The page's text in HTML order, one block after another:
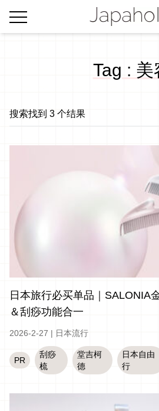
Tag : 美
搜索找到 3 个结果
日本旅行必买单品｜SALONIA
＆刮痧功能合一
2026-2-27 | 日本流行
PR
刮痧
梳
堂吉柯
德
日本自由
行